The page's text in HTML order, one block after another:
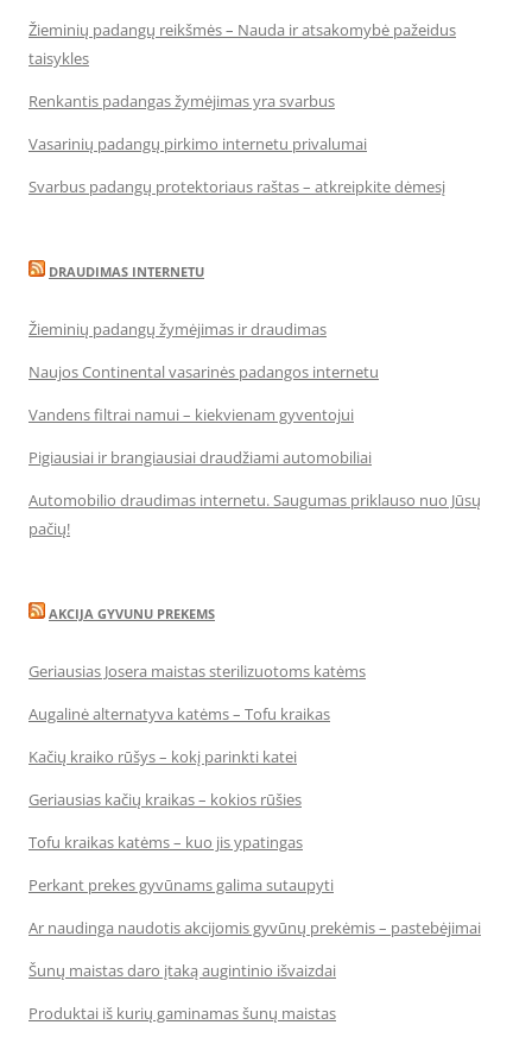
Žieminių padangų reikšmės – Nauda ir atsakomybė pažeidus
taisykles
Renkantis padangas žymėjimas yra svarbus
Vasarinių padangų pirkimo internetu privalumai
Svarbus padangų protektoriaus raštas – atkreipkite dėmesį
DRAUDIMAS INTERNETU
Žieminių padangų žymėjimas ir draudimas
Naujos Continental vasarinės padangos internetu
Vandens filtrai namui – kiekvienam gyventojui
Pigiausiai ir brangiausiai draudžiami automobiliai
Automobilio draudimas internetu. Saugumas priklauso nuo Jūsų
pačių!
AKCIJA GYVUNU PREKEMS
Geriausias Josera maistas sterilizuotoms katėms
Augalinė alternatyva katėms – Tofu kraikas
Kačių kraiko rūšys – kokį parinkti katei
Geriausias kačių kraikas – kokios rūšies
Tofu kraikas katėms – kuo jis ypatingas
Perkant prekes gyvūnams galima sutaupyti
Ar naudinga naudotis akcijomis gyvūnų prekėmis – pastebėjimai
Šunų maistas daro įtaką augintinio išvaizdai
Produktai iš kurių gaminamas šunų maistas